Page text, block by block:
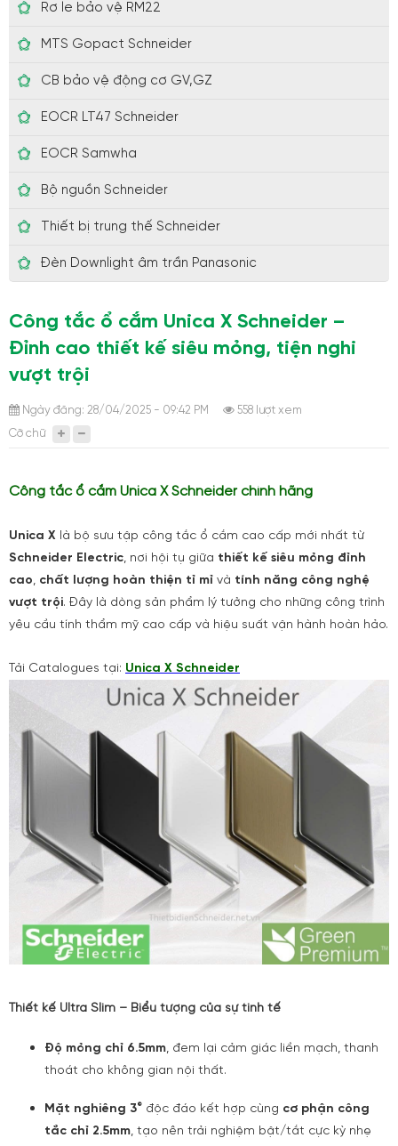
Rơ le bảo vệ RM22
MTS Gopact Schneider
CB bảo vệ động cơ GV,GZ
EOCR LT47 Schneider
EOCR Samwha
Bộ nguồn Schneider
Thiết bị trung thế Schneider
Đèn Downlight âm trần Panasonic
Công tắc ổ cắm Unica X Schneider –
Đỉnh cao thiết kế siêu mỏng, tiện nghi
vượt trội
Ngày đăng: 28/04/2025 - 09:42 PM
558 lượt xem
Cỡ chữ
Công tắc ổ cắm Unica X Schneider chính hãng
Unica X là bộ sưu tập công tắc ổ cắm cao cấp mới nhất từ
Schneider Electric, nơi hội tụ giữa thiết kế siêu mỏng đỉnh
cao, chất lượng hoàn thiện tỉ mỉ và tính năng công nghệ
vượt trội. Đây là dòng sản phẩm lý tưởng cho những công trình
yêu cầu tính thẩm mỹ cao cấp và hiệu suất vận hành hoàn hảo.
Tải Catalogues tại: Unica X Schneider
Thiết kế Ultra Slim – Biểu tượng của sự tinh tế
Độ mỏng chỉ 6.5mm, đem lại cảm giác liền mạch, thanh
thoát cho không gian nội thất.
Mặt nghiêng 3° độc đáo kết hợp cùng cơ phận công
tắc chỉ 2.5mm, tạo nên trải nghiệm bật/tắt cực kỳ nhẹ